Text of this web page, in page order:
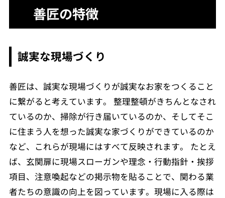
善匠の特徴
誠実な現場づくり
善匠は、誠実な現場づくりが誠実なお家をつくること
に繋がると考えています。 整理整頓がきちんとなされ
ているのか、掃除が行き届いているのか、そしてそこ
に住まう人を想った誠実な家づくりができているのか
など、これらが現場にはすべて反映されます。 たとえ
ば、玄関扉に現場スローガンや理念・行動指針・挨拶
項目、注意喚起などの掲示物を貼ることで、関わる業
者たちの意識の向上を図っています。現場に入る際は